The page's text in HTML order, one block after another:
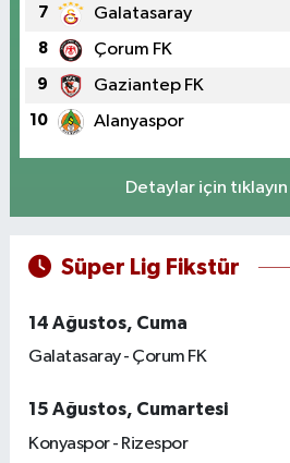
7 Galatasaray
8 Çorum FK
9 Gaziantep FK
10 Alanyaspor
Detaylar için tıklayın
Süper Lig Fikstür
14 Ağustos, Cuma
Galatasaray - Çorum FK
15 Ağustos, Cumartesi
Konyaspor - Rizespor